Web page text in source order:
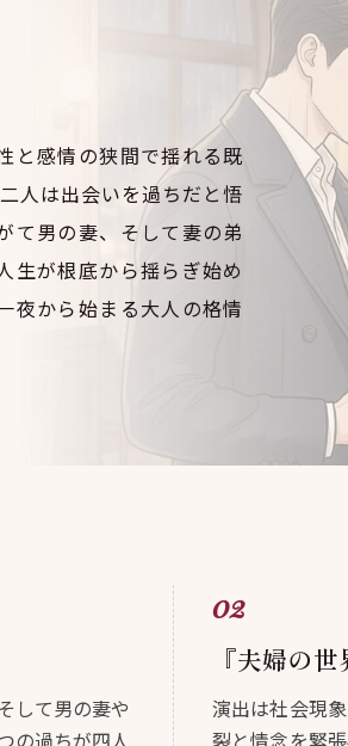
と感情の狭間で揺れる既
人は出会いを過ちだと悟
て男の妻、そして妻の弟
生が根底から揺らぎ始め
夜から始まる大人の格情
して男の妻や
の過ちが四人
『夫婦の
演出は社会現
裂と情念を緊